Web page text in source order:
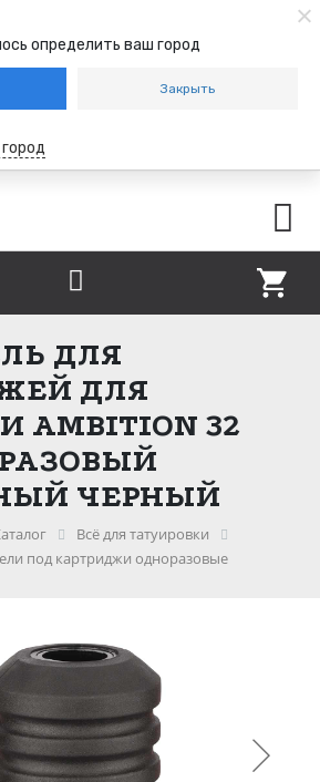
определить ваш город
Закрыть
ДЛЯ
ДЛЯ
32
ЧЕРНЫЙ
Всё для татуировки
под картриджи одноразовые